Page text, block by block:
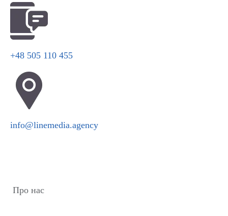
+48 505 110 455
info@linemedia.agency
Про нас